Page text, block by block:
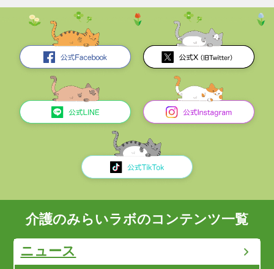
介護のみらいラボのコンテンツ一覧
ニュース